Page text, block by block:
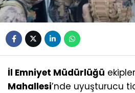
İl Emniyet Müdürlüğü
Mahallesi’nde uyuşturucu